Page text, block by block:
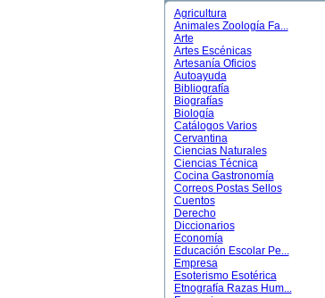
Agricultura
Animales Zoología Fa...
Arte
Artes Escénicas
Artesanía Oficios
Autoayuda
Bibliografía
Biografías
Biología
Catálogos Varios
Cervantina
Ciencias Naturales
Ciencias Técnica
Cocina Gastronomía
Correos Postas Sellos
Cuentos
Derecho
Diccionarios
Economía
Educación Escolar Pe...
Empresa
Esoterismo Esotérica
Etnografía Razas Hum...